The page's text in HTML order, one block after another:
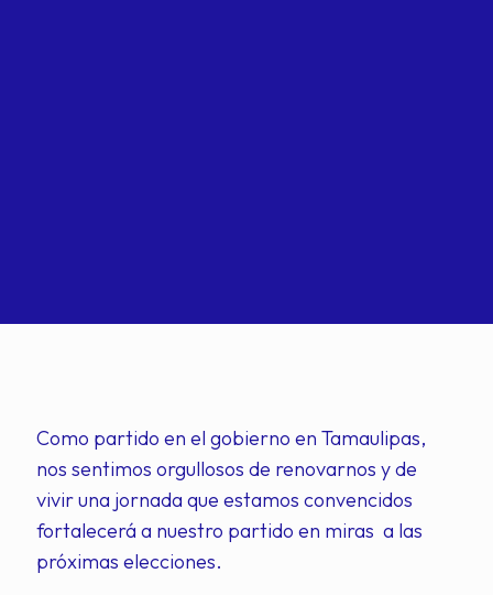
Como partido en el gobierno en Tamaulipas,
nos sentimos orgullosos de renovarnos y de
vivir una jornada que estamos convencidos
fortalecerá a nuestro partido en miras a las
próximas elecciones.